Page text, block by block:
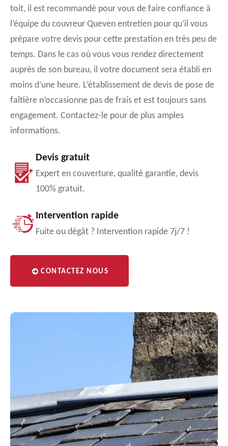
toit, il est recommandé pour vous de faire confiance à
l’équipe du couvreur Queven entretien pour qu’il vous
prépare votre devis pour cette prestation en très peu de
temps. Dans le cas où vous vous rendez directement
auprès de son bureau, il votre document sera établi en
moins d’une heure. L’établissement de devis de pose de
faîtière n’occasionne pas de frais et est toujours sans
engagement. Contactez-le pour de plus amples
informations.
Devis gratuit
Expert en couverture, qualité garantie, devis
100% gratuit.
Intervention rapide
Fuite ou dégât ? Intervention rapide 7j/7 !
CONTACTEZ NOUS